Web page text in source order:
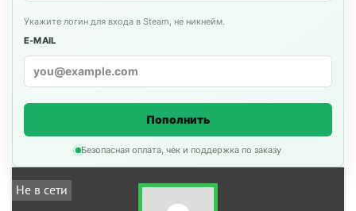
Укажите логин для входа в Steam, не никнейм.
E-MAIL
Пополнить
Безопасная оплата, чек и поддержка по заказу
Не в сети